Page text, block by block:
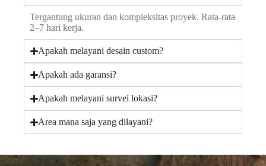
Tergantung ukuran dan kompleksitas proyek. Rata-rata
2–7 hari kerja.
Apakah melayani desain custom?
Apakah ada garansi?
Apakah melayani survei lokasi?
Area mana saja yang dilayani?